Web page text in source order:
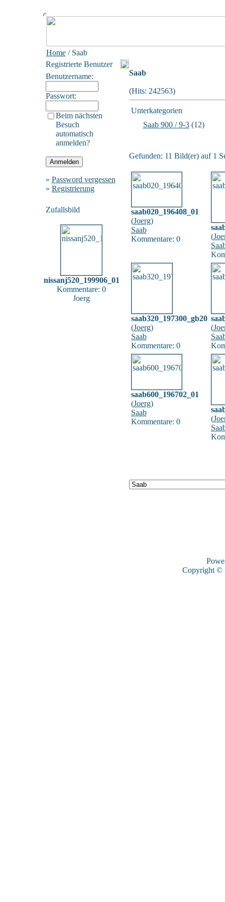
Home/ Saab
Registrierte Benutzer
Benutzername:
Passwort:
Beim nächsten
Besuch
automatisch
anmelden?
» Password vergessen
» Registrierung
Zufallsbild
nissanj520_199906_01
Kommentare: 0
Joerg
Saab
(Hits: 242563)
Unterkategorien
Saab 900 / 9-3(12)
Gefunden: 11 Bild(er) auf 1
saab020_196408_01
(Joerg)
Saab
Kommentare: 0
(
saab320_197300_gb20
(Joerg)
Saab
Kommentare: 0
(
saab600_196702_01
(Joerg)
Saab
Kommentare: 0
(
Copyright ©